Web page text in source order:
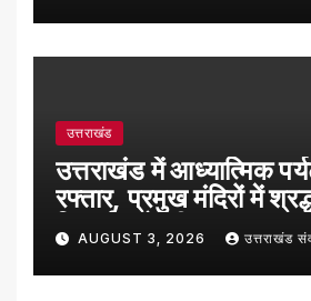
उत्तराखंड
उत्तराखंड में आध्यात्मिक
रफ्तार, प्रमुख मंदिरों में
रिकॉर्ड बढ़ोतरी
AUGUST 3, 2026 उत्तराखंड